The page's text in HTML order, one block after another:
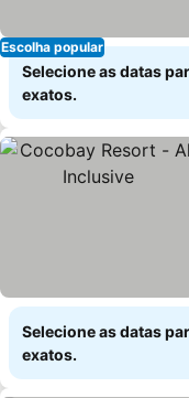
Escolha popular
Selecione as datas
exatos.
Selecione as datas
exatos.